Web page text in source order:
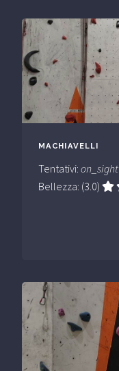
MACHIAVELLI
Tentativi: on_sight
Bellezza: (3.0)